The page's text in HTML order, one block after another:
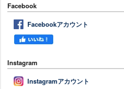
Facebook
Facebookアカウント
Instagram
Instagramアカウント